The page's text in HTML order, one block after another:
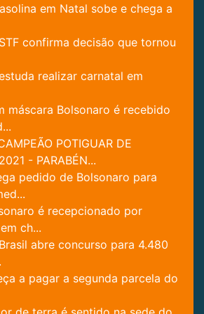
em Natal sobe e chega a
confirma decisão que tornou
realizar carnatal em
máscara Bolsonaro é recebido
POTIGUAR DE
- PARABÉN...
pedido de Bolsonaro para
é recepcionado por
ch...
abre concurso para 4.480
a pagar a segunda parcela do